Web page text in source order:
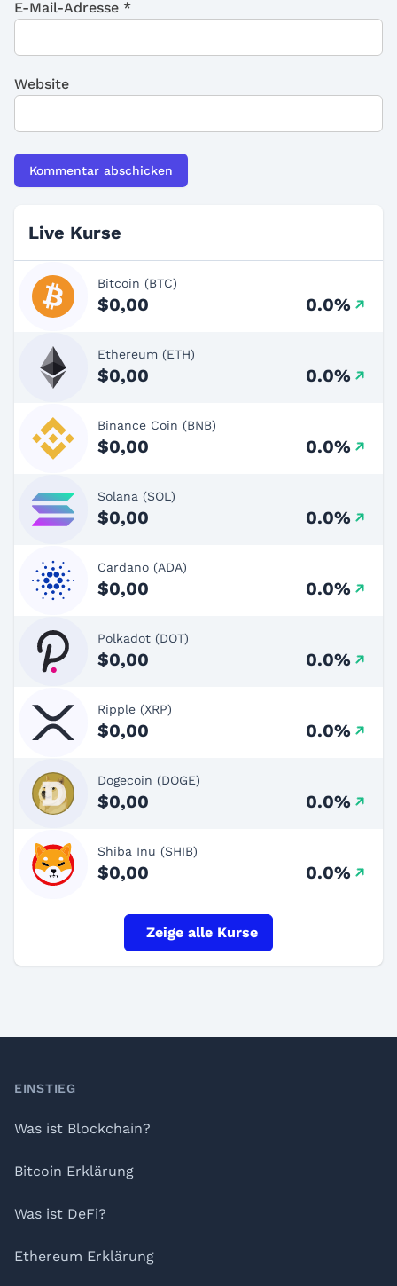
E-Mail-Adresse *
Website
Live Kurse
Bitcoin (BTC)
$0,00 0.0%
Ethereum (ETH)
$0,00 0.0%
Binance Coin (BNB)
$0,00 0.0%
Solana (SOL)
$0,00 0.0%
Cardano (ADA)
$0,00 0.0%
Polkadot (DOT)
$0,00 0.0%
Ripple (XRP)
$0,00 0.0%
Dogecoin (DOGE)
$0,00 0.0%
Shiba Inu (SHIB)
$0,00 0.0%
Zeige alle Kurse
Footer
EINSTIEG
Was ist Blockchain?
Bitcoin Erklärung
Was ist DeFi?
Ethereum Erklärung